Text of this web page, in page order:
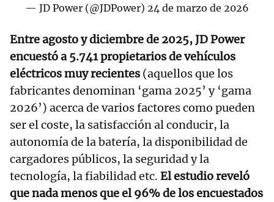
— JD Power (@JDPower) 24 de marzo de 2026
Entre agosto y diciembre de 2025, JD Power
encuestó a 5.741 propietarios de vehículos
eléctricos muy recientes (aquellos que los
fabricantes denominan ‘gama 2025’ y ‘gama
2026’) acerca de varios factores como pueden
ser el coste, la satisfacción al conducir, la
autonomía de la batería, la disponibilidad de
cargadores públicos, la seguridad y la
tecnología, la fiabilidad etc. El estudio reveló
que nada menos que el 96% de los encuestados